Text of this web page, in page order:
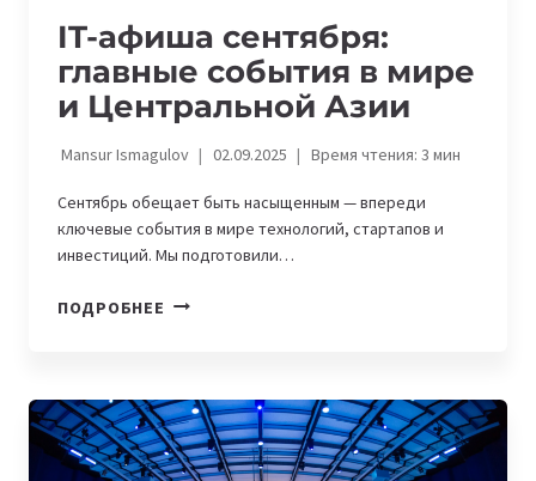
IT-афиша сентября:
главные события в мире
и Центральной Азии
Mansur Ismagulov 02.09.2025 Время чтения: 3мин
Сентябрь обещает быть насыщенным — впереди
ключевые события в мире технологий, стартапов и
инвестиций. Мы подготовили…
ПОДРОБНЕЕ IT-
СОБЫТИЯ
В
МИРЕ